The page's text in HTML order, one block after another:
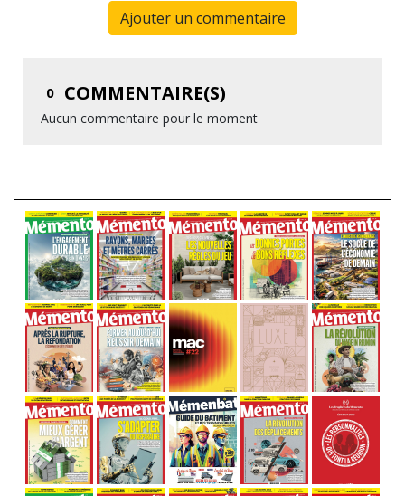
Ajouter un commentaire
0 COMMENTAIRE(S)
Aucun commentaire pour le moment